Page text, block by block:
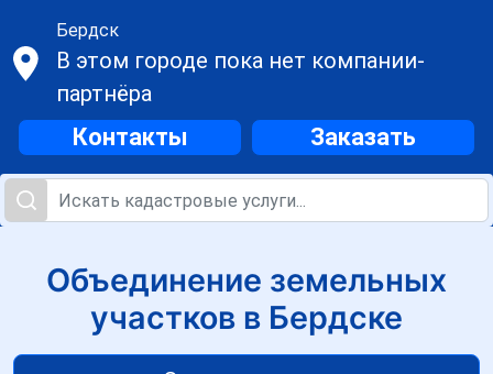
Бердск
В этом городе пока нет компании-
партнёра
Контакты Заказать
Объединение земельных
участков в Бердске